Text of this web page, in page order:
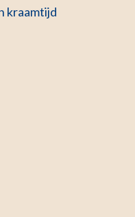
kraamtijd